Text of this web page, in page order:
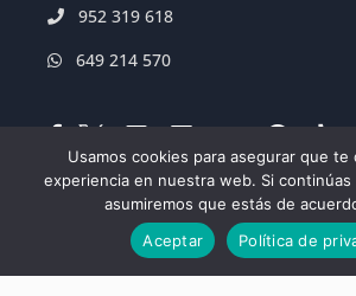
952 319 618
649 214 570
Aviso Legal|Política de
Condiciones Generales de la
625/2019
Usamos cookies para asegurar que te
experiencia en nuestra web. Si
asumiremos que estás de
Aceptar
Política de